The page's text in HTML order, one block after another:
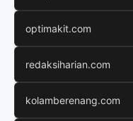
optimakit.com
redaksiharian.com
kolamberenang.com